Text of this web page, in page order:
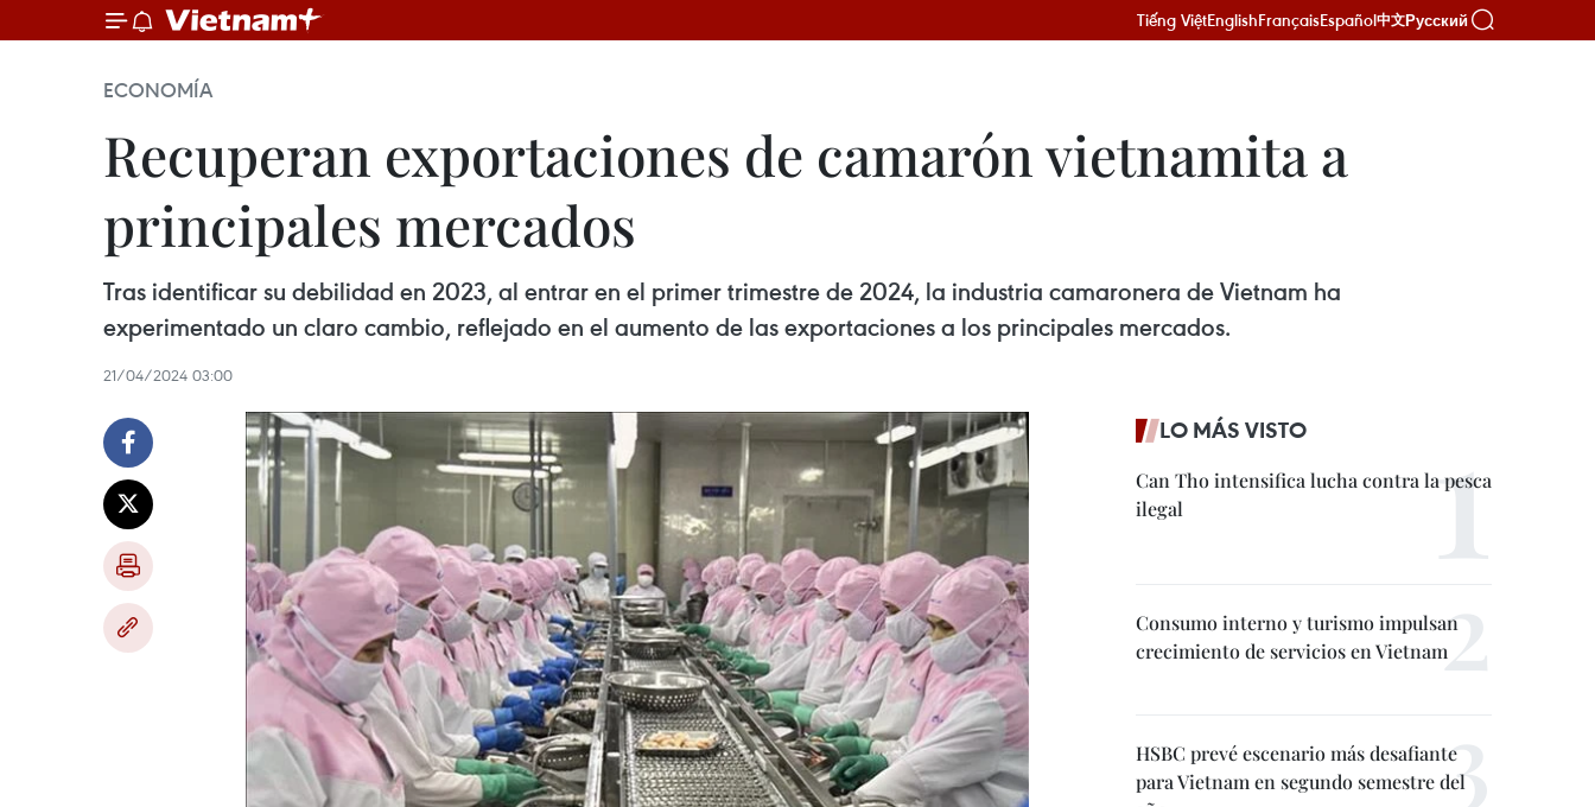
Tiếng ViệtEnglishFrançaisEspañol中文Русский
ECONOMÍA
Recuperan exportaciones de camarón vietnamita a
principales mercados
Tras identificar su debilidad en 2023, al entrar en el primer trimestre de 2024, la industria camaronera de Vietnam ha
experimentado un claro cambio, reflejado en el aumento de las exportaciones a los principales mercados.
21/04/2024 03:00
LO MÁS VISTO
Can Tho intensifica lucha contra la pesca
ilegal
Consumo interno y turismo impulsan
crecimiento de servicios en Vietnam
HSBC prevé escenario más desafiante
para Vietnam en segundo semestre del